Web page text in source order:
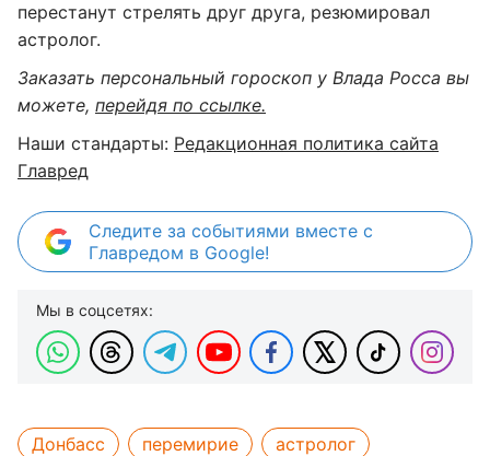
перестанут стрелять друг друга, резюмировал
астролог.
Заказать персональный гороскоп у Влада Росса вы
можете, перейдя по ссылке.
Наши стандарты: Редакционная политика сайта
Главред
Следите за событиями вместе с
Главредом в Google!
Мы в соцсетях:
Донбасс перемирие
астролог